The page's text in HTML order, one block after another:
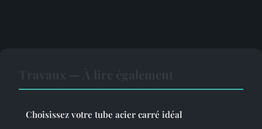
Choisissez votre tube acier carré idéal